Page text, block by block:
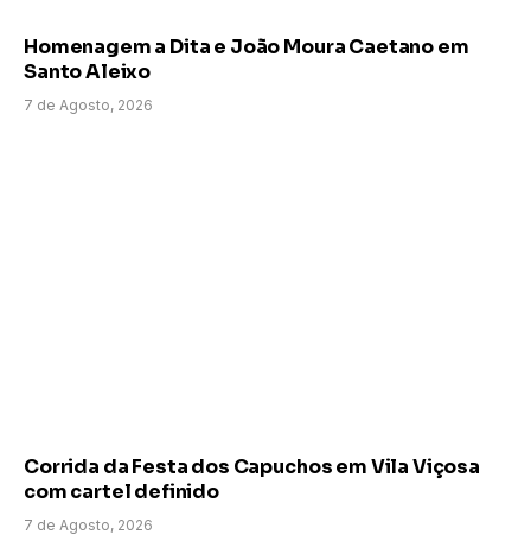
Homenagem a Dita e João Moura Caetano em
Santo Aleixo
7 de Agosto, 2026
Corrida da Festa dos Capuchos em Vila Viçosa
com cartel definido
7 de Agosto, 2026